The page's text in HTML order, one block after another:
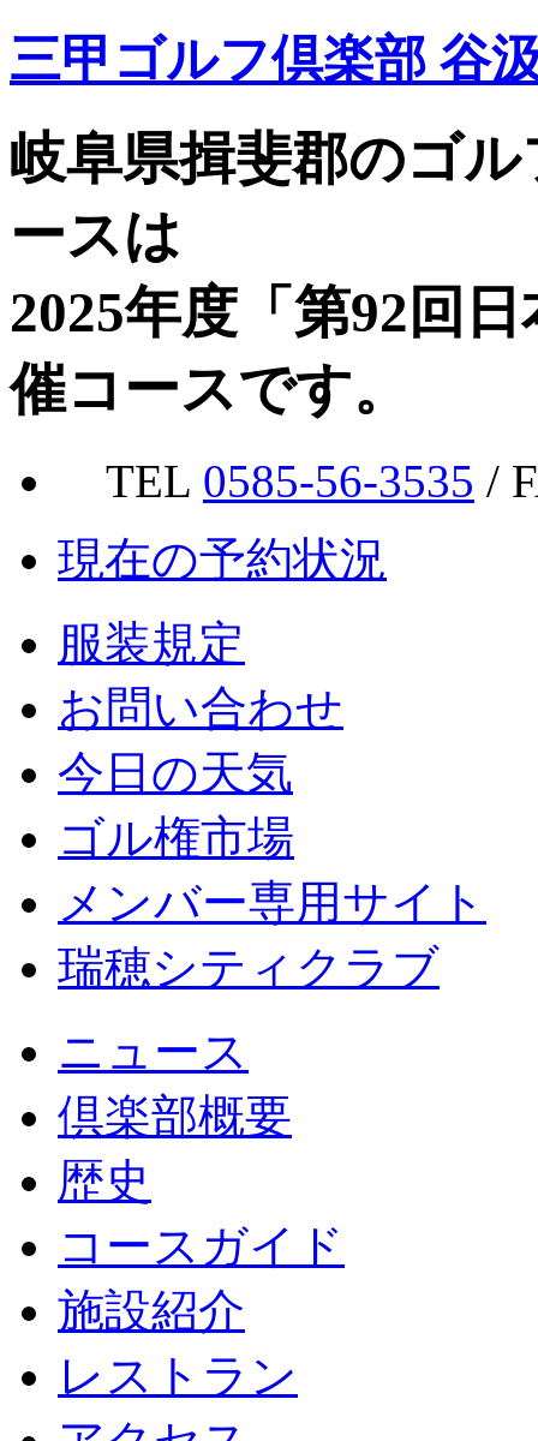
三甲ゴルフ倶楽部 谷
岐阜県揖斐郡のゴ
ースは
2025年度「第92回
催コースです。
TEL 0585-56-3535 /
現在の予約状況
服装規定
お問い合わせ
今日の天気
ゴル権市場
メンバー専用サイト
瑞穂シティクラブ
ニュース
倶楽部概要
歴史
コースガイド
施設紹介
レストラン